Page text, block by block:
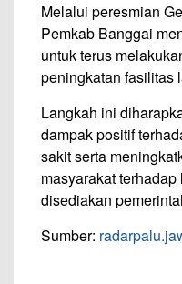
Melalui peresmian
Pemkab Banggai
untuk terus
peningkatan fasilitas
Langkah ini
dampak positif
sakit serta
masyarakat
disediakan
Sumber: